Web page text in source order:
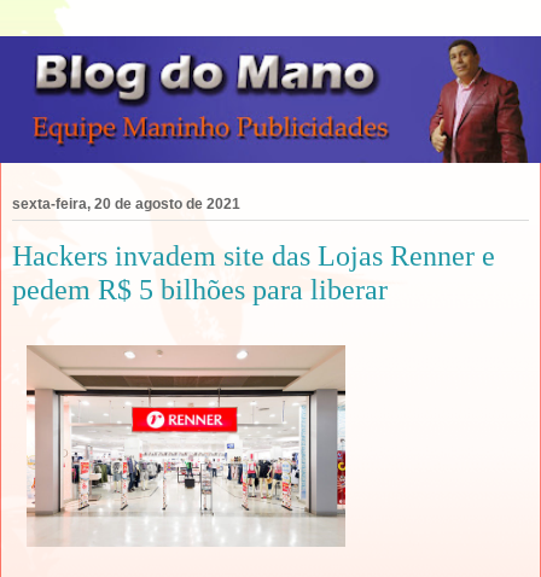
sexta-feira, 20 de agosto de 2021
Hackers invadem site das Lojas Renner e
pedem R$ 5 bilhões para liberar